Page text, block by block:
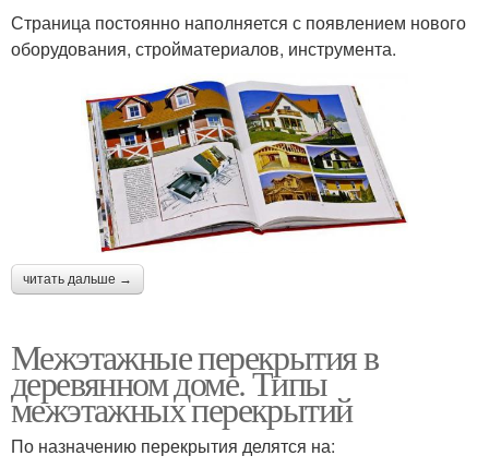
Страница постоянно наполняется с появлением нового
оборудования, стройматериалов, инструмента.
читать дальше →
Межэтажные перекрытия в
деревянном доме. Типы
межэтажных перекрытий
По назначению перекрытия делятся на: